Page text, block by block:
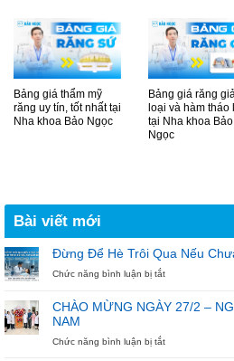
Bảng giá thẩm mỹ
răng uy tín, tốt nhất tại
Nha khoa Bảo Ngọc
Bảng giá răng
loại và hàm tháo
tại Nha khoa Bảo
Ngọc
Bài viết mới
Đừng Để Hè Trôi Qua Nếu
Chức năng bình luận bị tắtở
Hè
Qua
CHÀO MỪNG NGÀY 27/2 –
NAM
Chức năng bình luận bị tắtở